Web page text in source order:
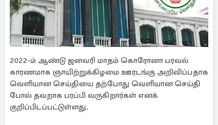
2022-ம் ஆண்டு ஜனவரி மாதம் கொரோனா பரவல்
காரணமாக ஞாயிற்றுக்கிழமை ஊரடங்கு அறிவிப்பதாக
வெளியான செய்தியை தற்போது வெளியான செய்தி
போல் தவறாக பரப்பி வருகிறார்கள் எனக்
குறிப்பிடப்பட்டுள்ளது.